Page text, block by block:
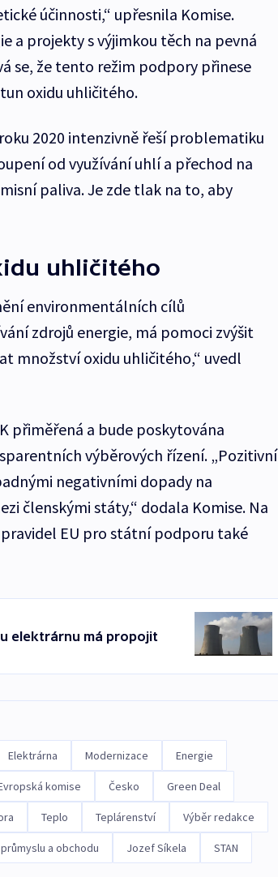
účinnosti,“ upřesnila Komise.
a projekty s výjimkou těch na pevná
se, že tento režim podpory přinese
oxidu uhličitého.
2020 intenzivně řeší problematiku
od využívání uhlí a přechod na
paliva. Je zde tlak na to, aby
uhličitého
environmentálních cílů
zdrojů energie, má pomoci zvýšit
množství oxidu uhličitého,“ uvedl
přiměřená a bude poskytována
výběrových řízení. „Pozitivní
negativními dopady na
členskými státy,“ dodala Komise. Na
EU pro státní podporu také
elektrárnu má propojit
Elektrárna Modernizace Energie
komise Česko Green Deal
Teplo Teplárenství Výběr redakce
a obchodu Jozef Síkela STAN